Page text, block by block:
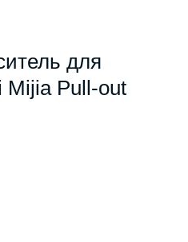
для
Mijia Pull-out